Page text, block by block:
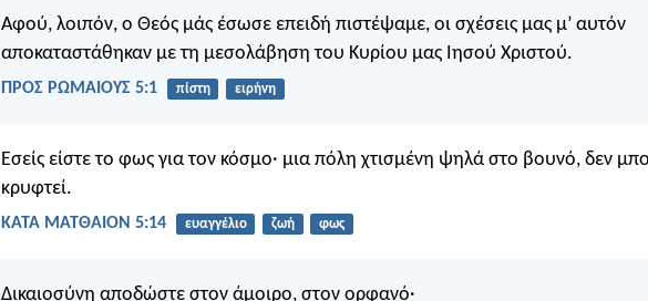
Αφού, λοιπόν, ο Θεός μάς έσωσε επειδή πιστέψαμε, οι σχέσεις μας μ’ αυτόν
αποκαταστάθηκαν με τη μεσολάβηση του Κυρίου μας Ιησού Χριστού.
ΠΡΟΣ ΡΩΜΑΙΟΥΣ 5:1 πίστη ειρήνη
Εσείς είστε το φως για τον κόσμο· μια πόλη χτισμένη ψηλά στο βουνό, δεν
κρυφτεί.
ΚΑΤΑ ΜΑΤΘΑΙΟΝ 5:14 ευαγγέλιο ζωή φως
Δικαιοσύνη αποδώστε στον άμοιρο, στον ορφανό·